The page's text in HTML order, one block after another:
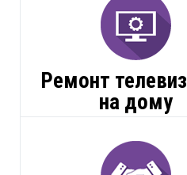
Ремонт
на дому